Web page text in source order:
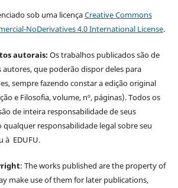
sob uma licençaCreative Commons
NoDerivatives 4.0 International License.
autorais:Os trabalhos publicados são de
autores, que poderão dispor deles para
sempre fazendo constar a edição original
e Filosofia, volume, nº, páginas). Todos os
de inteira responsabilidade de seus
responsabilidade legal sobre seu
à EDUFU.
: The works published are the property of
make use of them for later publications,